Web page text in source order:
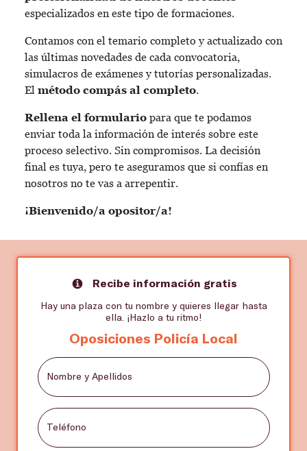
especializados en este tipo de formaciones.
Contamos con el temario completo y actualizado con
las últimas novedades de cada convocatoria,
simulacros de exámenes y tutorías personalizadas.
El método compás al completo.
Rellena el formulario para que te podamos
enviar toda la información de interés sobre este
proceso selectivo. Sin compromisos. La decisión
final es tuya, pero te aseguramos que si confías en
nosotros no te vas a arrepentir.
¡Bienvenido/a opositor/a!
Recibe información gratis
Hay una plaza con tu nombre y quieres llegar hasta
ella. ¡Hazlo a tu ritmo!
Oposiciones Policía Local
Nombre y Apellidos
Teléfono